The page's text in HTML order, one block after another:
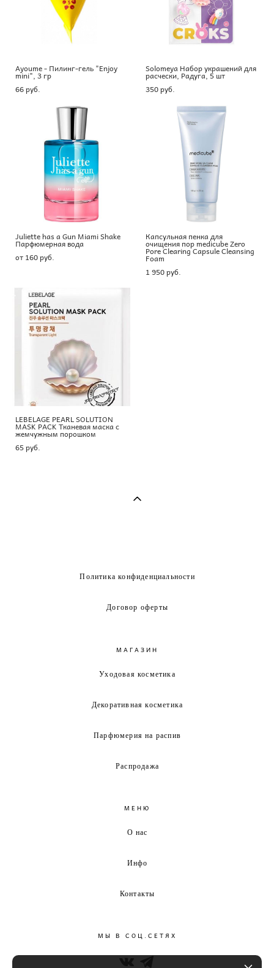
Ayoume - Пилинг-гель "Enjoy
mini", 3 гр
66 pуб.
Solomeya Набор украшений для
расчески, Радуга, 5 шт
350 pуб.
Juliette has a Gun Miami Shake
Парфюмерная вода
от 160 pуб.
Капсульная пенка для
очищения пор medicube Zero
Pore Clearing Capsule Cleansing
Foam
1 950 pуб.
LEBELAGE PEARL SOLUTION
MASK PACK Тканевая маска с
жемчужным порошком
65 pуб.
Политика конфиденциальности
Договор оферты
МАГАЗИН
Уходовая косметика
Декоративная косметика
Парфюмерия на распив
Распродажа
МЕНЮ
О нас
Инфо
Контакты
МЫ В СОЦ.СЕТЯХ